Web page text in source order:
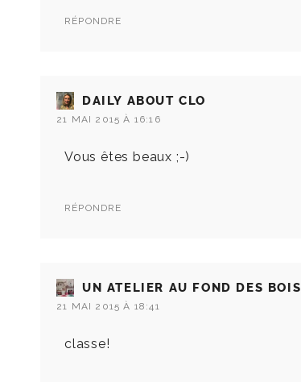
RÉPONDRE
DAILY ABOUT CLO
21 MAI 2015 À 16:16
Vous êtes beaux ;-)
RÉPONDRE
UN ATELIER AU FOND DES BOIS
21 MAI 2015 À 18:41
classe!